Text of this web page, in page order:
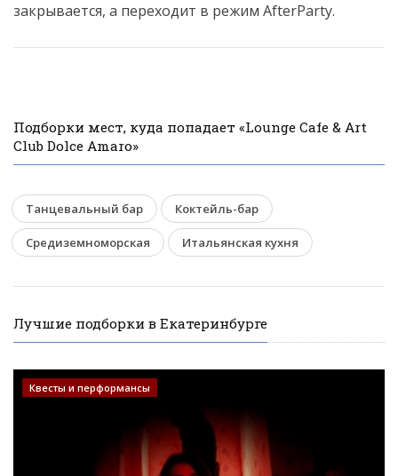
закрывается, а переходит в режим AfterParty.
Подборки мест, куда попадает «Lounge Cafe & Art
Club Dolce Amaro»
Танцевальный бар Коктейль-бар
Средиземноморская Итальянская кухня
Лучшие подборки в Екатеринбурге
Квесты и перформансы